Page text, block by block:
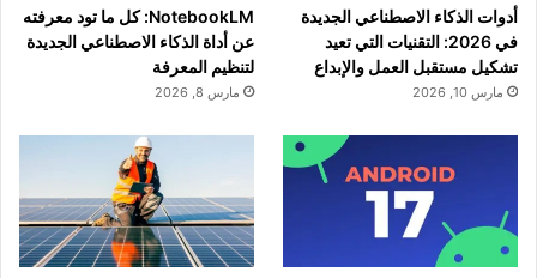
أدوات الذكاء الاصطناعي الجديدة
في 2026: التقنيات التي تعيد
تشكيل مستقبل العمل والإبداع
مارس 10, 2026
NotebookLM: كل ما تود معرفته
عن أداة الذكاء الاصطناعي الجديدة
لتنظيم المعرفة
مارس 8, 2026